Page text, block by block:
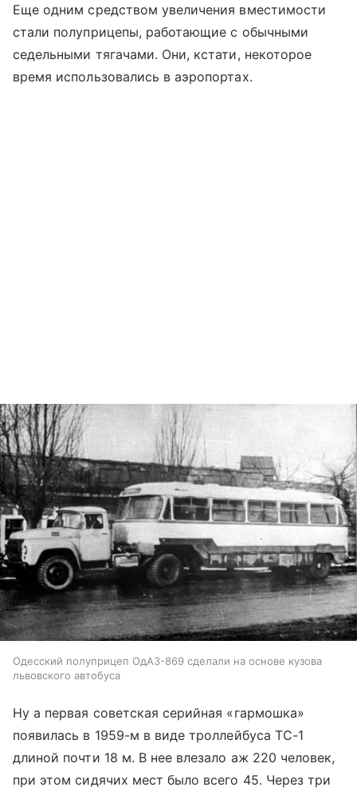
Еще одним средством увеличения вместимости
стали полуприцепы, работающие с обычными
седельными тягачами. Они, кстати, некоторое
время использовались в аэропортах.
Одесский полуприцеп ОдАЗ-869 сделали на основе кузова
львовского автобуса
Ну а первая советская серийная «гармошка»
появилась в 1959-м в виде троллейбуса ТС-1
длиной почти 18 м. В нее влезало аж 220 человек,
при этом сидячих мест было всего 45. Через три